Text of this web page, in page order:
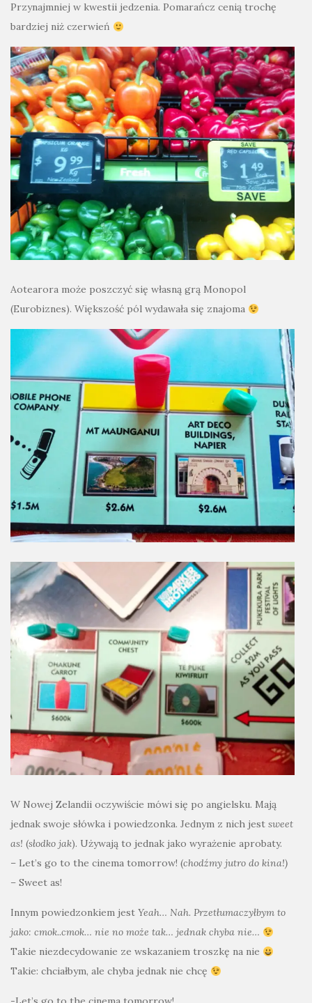
Przynajmniej w kwestii jedzenia. Pomarańcz cenią trochę
bardziej niż czerwień
Aotearora może poszczyć się własną grą Monopol
(Eurobiznes). Większość pól wydawała się znajoma
W Nowej Zelandii oczywiście mówi się po angielsku. Mają
jednak swoje słówka i powiedzonka. Jednym z nich jest sweet
as! (słodko jak). Używają to jednak jako wyrażenie aprobaty.
– Let’s go to the cinema tomorrow! (chodźmy jutro do kina!)
– Sweet as!
Innym powiedzonkiem jest Yeah… Nah. Przetłumaczyłbym to
jako: cmok..cmok… nie no może tak… jednak chyba nie…
Takie niezdecydowanie ze wskazaniem troszkę na nie
Takie: chciałbym, ale chyba jednak nie chcę